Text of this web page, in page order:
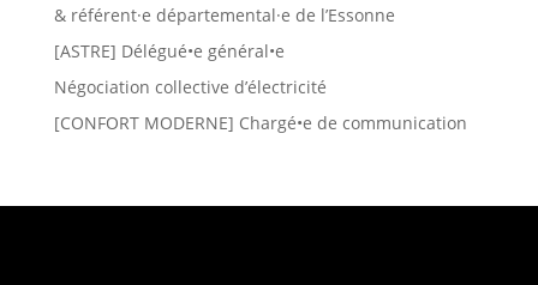
& référent·e départemental·e de l’Essonne
[ASTRE] Délégué•e général•e
Négociation collective d’électricité
[CONFORT MODERNE] Chargé•e de communication